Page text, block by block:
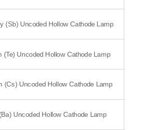
(Sb) Uncoded Hollow Cathode Lamp
(Te) Uncoded Hollow Cathode Lamp
(Cs) Uncoded Hollow Cathode Lamp
Uncoded Hollow Cathode Lamp